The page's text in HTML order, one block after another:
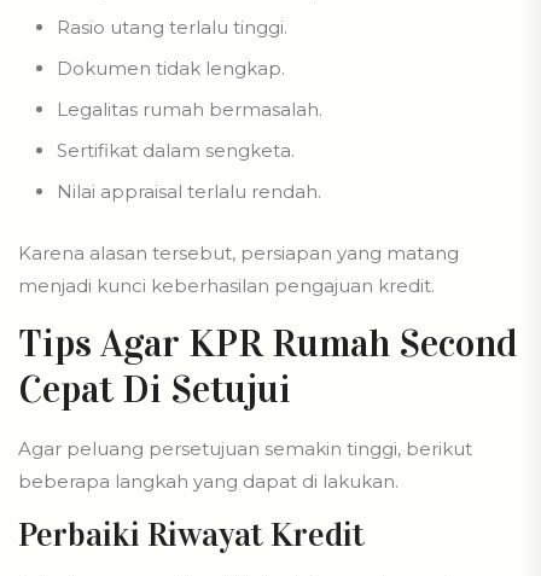
Rasio utang terlalu tinggi.
Dokumen tidak lengkap.
Legalitas rumah bermasalah.
Sertifikat dalam sengketa.
Nilai appraisal terlalu rendah.
Karena alasan tersebut, persiapan yang matang
menjadi kunci keberhasilan pengajuan kredit.
Tips Agar KPR Rumah Second
Cepat Di Setujui
Agar peluang persetujuan semakin tinggi, berikut
beberapa langkah yang dapat di lakukan.
Perbaiki Riwayat Kredit